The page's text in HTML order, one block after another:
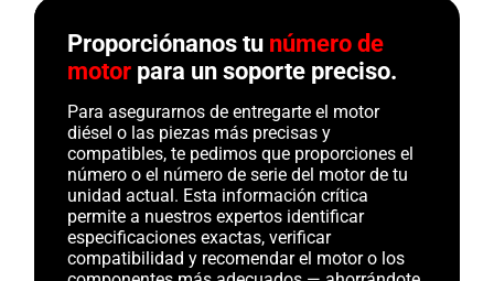
Proporciónanos tu número de
motor para un soporte preciso.
Para asegurarnos de entregarte el motor
diésel o las piezas más precisas y
compatibles, te pedimos que proporciones el
número o el número de serie del motor de tu
unidad actual. Esta información crítica
permite a nuestros expertos identificar
especificaciones exactas, verificar
compatibilidad y recomendar el motor o los